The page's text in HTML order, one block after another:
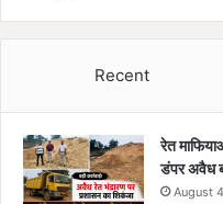
Recent
रेत
डंपर अवैध
August